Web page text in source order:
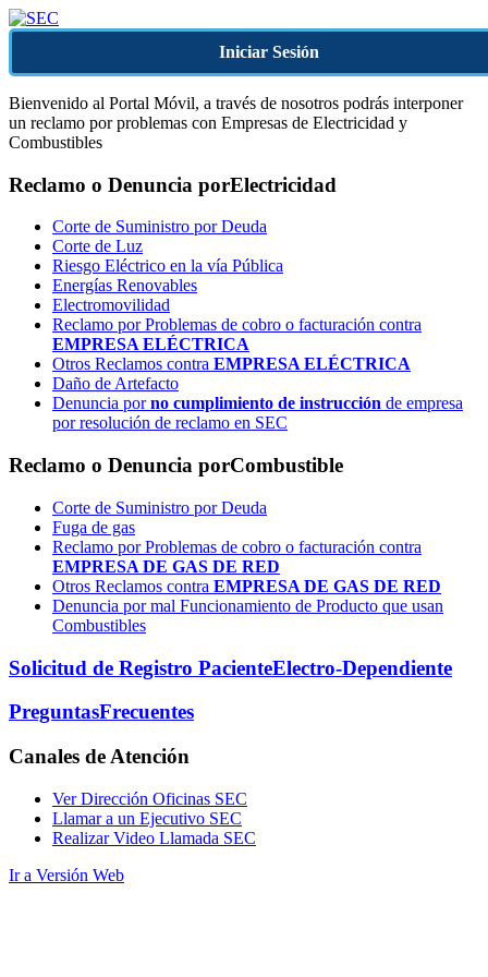
Iniciar Sesión
Bienvenido al Portal Móvil, a través de nosotros podrás interponer
un reclamo por problemas con Empresas de Electricidad y
Combustibles
Reclamo o Denuncia porElectricidad
Corte de Suministro por Deuda
Corte de Luz
Riesgo Eléctrico en la vía Pública
Energías Renovables
Electromovilidad
Reclamo por Problemas de cobro o facturación contra
EMPRESA ELÉCTRICA
Otros Reclamos contra EMPRESA ELÉCTRICA
Daño de Artefacto
Denuncia porno cumplimiento de instrucción de empresa
por resolución de reclamo en SEC
Reclamo o Denuncia porCombustible
Corte de Suministro por Deuda
Fuga de gas
Reclamo por Problemas de cobro o facturación contra
EMPRESA DE GAS DE RED
Otros Reclamos contra EMPRESA DE GAS DE RED
Denuncia por mal Funcionamiento de Producto que usan
Combustibles
Solicitud de Registro PacienteElectro-Dependiente
PreguntasFrecuentes
Canales de Atención
Ver Dirección Oficinas SEC
Llamar a un Ejecutivo SEC
Realizar Video Llamada SEC
Ir a Versión Web